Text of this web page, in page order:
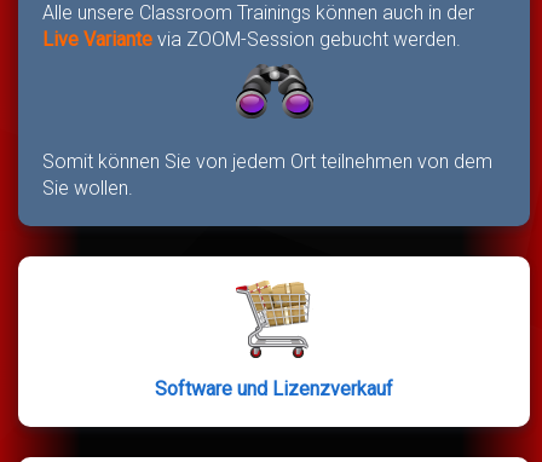
Alle unsere Classroom Trainings können auch in der
Live Variante via ZOOM-Session gebucht werden.
Somit können Sie von jedem Ort teilnehmen von dem
Sie wollen.
Software und Lizenzverkauf